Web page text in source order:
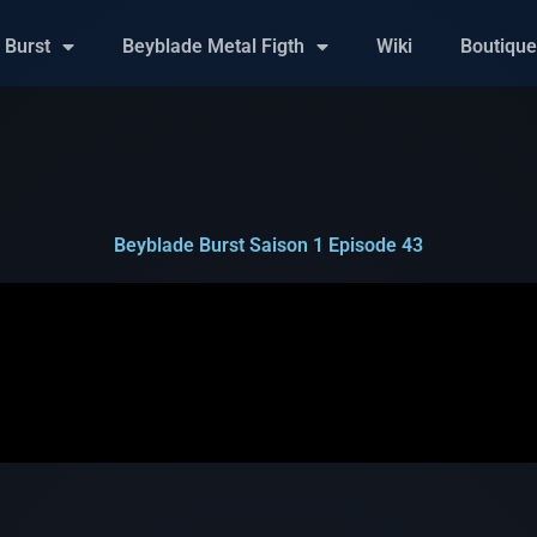
Burst Beyblade Metal Figth Wiki Boutique
Beyblade Burst Saison 1 Episode 43